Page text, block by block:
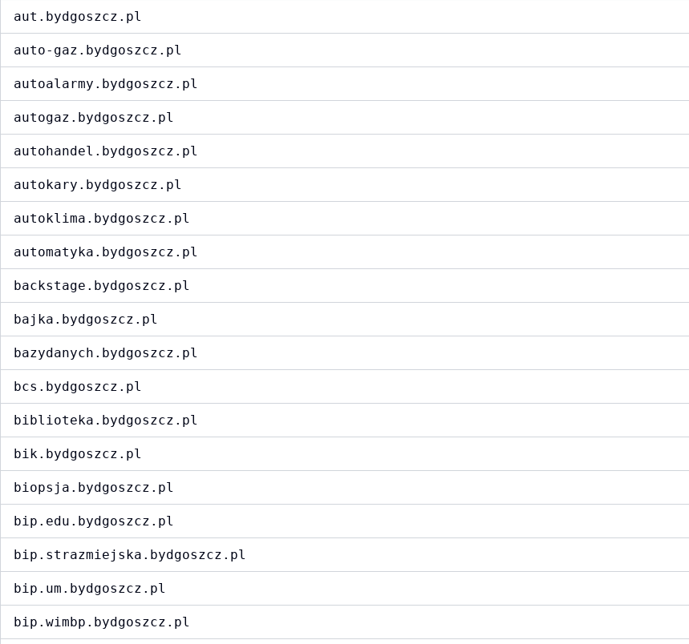
aut.bydgoszcz.pl
auto-gaz.bydgoszcz.pl
autoalarmy.bydgoszcz.pl
autogaz.bydgoszcz.pl
autohandel.bydgoszcz.pl
autokary.bydgoszcz.pl
autoklima.bydgoszcz.pl
automatyka.bydgoszcz.pl
backstage.bydgoszcz.pl
bajka.bydgoszcz.pl
bazydanych.bydgoszcz.pl
bcs.bydgoszcz.pl
biblioteka.bydgoszcz.pl
bik.bydgoszcz.pl
biopsja.bydgoszcz.pl
bip.edu.bydgoszcz.pl
bip.strazmiejska.bydgoszcz.pl
bip.um.bydgoszcz.pl
bip.wimbp.bydgoszcz.pl